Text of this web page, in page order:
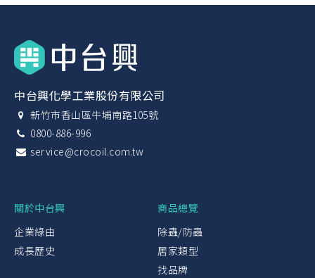
中台興化學工業股份有限公司
新竹市香山區牛埔南路105號
0800-886-996
service@crocoil.com.tw
關於中台興
企業緣由
成長歷史
商品總覽
除蟲/防蟲
居家類型
找品牌